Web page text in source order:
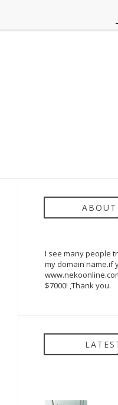
I see many people
my domain name.if
$7000! ,Thank you.